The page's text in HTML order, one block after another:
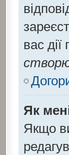
вас
Як
Якщо